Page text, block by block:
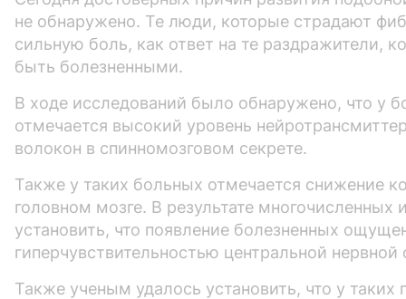
не обнаружено. Те люди, которые страдают
сильную боль, как ответ на те раздражители,
быть болезненными.
В ходе исследований было обнаружено, что у
отмечается высокий уровень
волокон в спинномозговом секрете.
Также у таких больных отмечается снижение
головном мозге. В результате многочисленных
установить, что появление болезненных
гиперчувствительностью центральной
Также ученым удалось установить, что у таких